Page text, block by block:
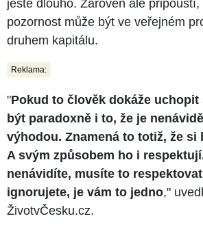
ještě dlouho. Zároveň ale
pozornost může být ve veřejném
druhem kapitálu.
Reklama:
"Pokud to člověk dokáže uchopit
být paradoxně i to, že je
výhodou. Znamená to totiž, že si
A svým způsobem ho i
nenávidíte, musíte to
ignorujete, je vám to jedno,"
ŽivotvČesku.cz.